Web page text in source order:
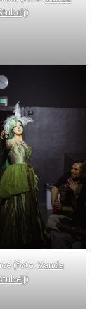
)
(foto: Vanda
)